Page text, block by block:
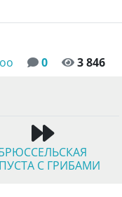
0 3 846
С ГРИБАМИ